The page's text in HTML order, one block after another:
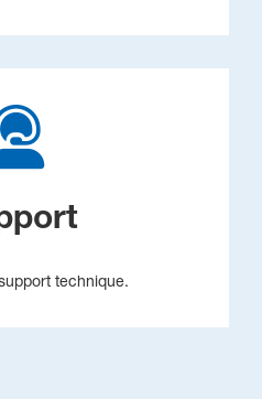
technique.